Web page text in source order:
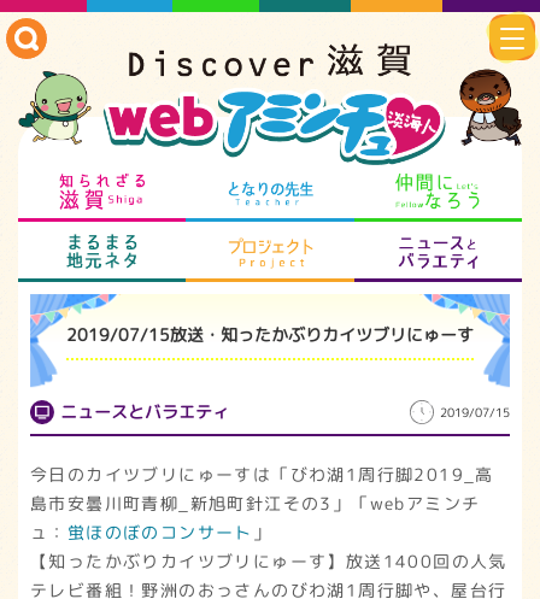
知られざる滋賀 となりの先生
まるまる地元ネタ プロジェクト
2019/07/15放送・知ったかぶりカイツブリにゅーす
ニュースとバラエティ 2019/07/15
今日のカイツブリにゅーすは「びわ湖1周行脚2019_高
島市安曇川町青柳_新旭町針江その3」「webアミンチ
ュ： 蛍ほのぼのコンサート 」
【知ったかぶりカイツブリにゅーす】放送1400回の人気
テレビ番組！野洲のおっさんのびわ湖1周行脚や、屋台行